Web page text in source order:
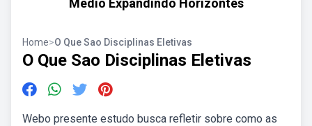
Médio Expandindo Horizontes
Home>O Que Sao Disciplinas Eletivas
O Que Sao Disciplinas Eletivas
Webo presente estudo busca refletir sobre como as